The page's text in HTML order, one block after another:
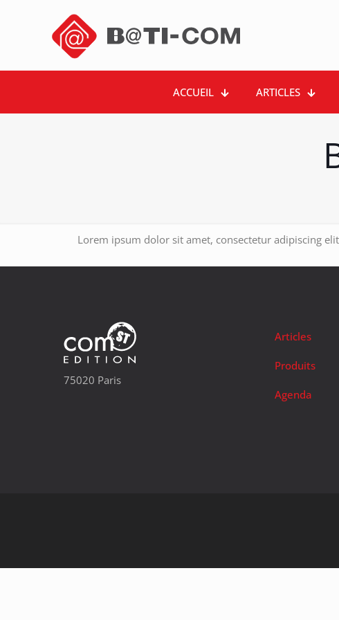
ACCUEIL ARTICLES
Lorem ipsum dolor sit amet, consectetur adipiscing
75020 Paris
Articles
Produits
Agenda